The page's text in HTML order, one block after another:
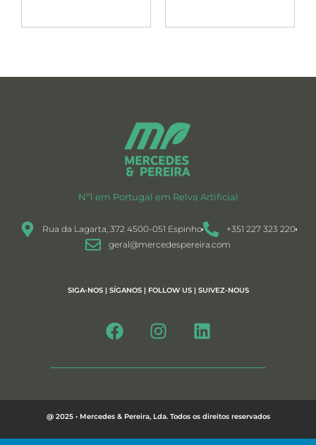
Nº1 em Portugal em Relva Artificial
Rua da Lagarta, 372 4500-051 Espinho
+351 227 323 220
geral@mercedespereira.com
SIGA-NOS | SÍGANOS | FOLLOW US | SUIVEZ-NOUS
@ 2025 • Mercedes & Pereira, Lda. Todos os direitos reservados